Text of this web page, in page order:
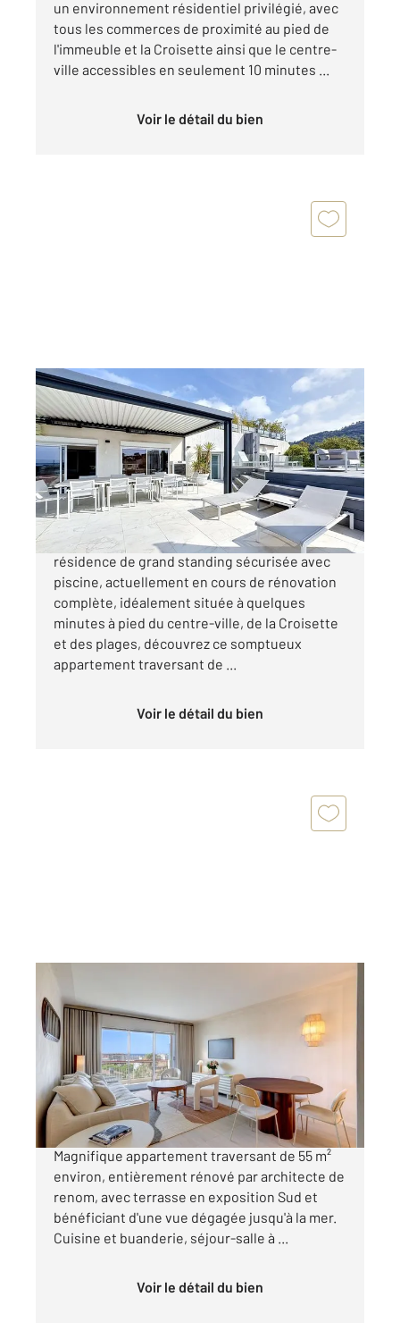
un environnement résidentiel privilégié, avec
tous les commerces de proximité au pied de
l'immeuble et la Croisette ainsi que le centre-
ville accessibles en seulement 10 minutes ...
Voir le détail du bien
CANNES 06
175,27 m 2 , 6 pièces
Ref : 52226
Appartement F6 à vendre
3 550 000 €
CANNES MONTFLEURY Au sein d'une
résidence de grand standing sécurisée avec
piscine, actuellement en cours de rénovation
complète, idéalement située à quelques
minutes à pied du centre-ville, de la Croisette
et des plages, découvrez ce somptueux
appartement traversant de ...
Voir le détail du bien
55,40 m , 3 pièces
Ref : 52230
Appartement F3 à vendre
685 000 €
Cannes 3 pièces Basse Californie vue mer
Magnifique appartement traversant de 55 m²
environ, entièrement rénové par architecte de
renom, avec terrasse en exposition Sud et
bénéficiant d'une vue dégagée jusqu'à la mer.
Cuisine et buanderie, séjour-salle à ...
Voir le détail du bien